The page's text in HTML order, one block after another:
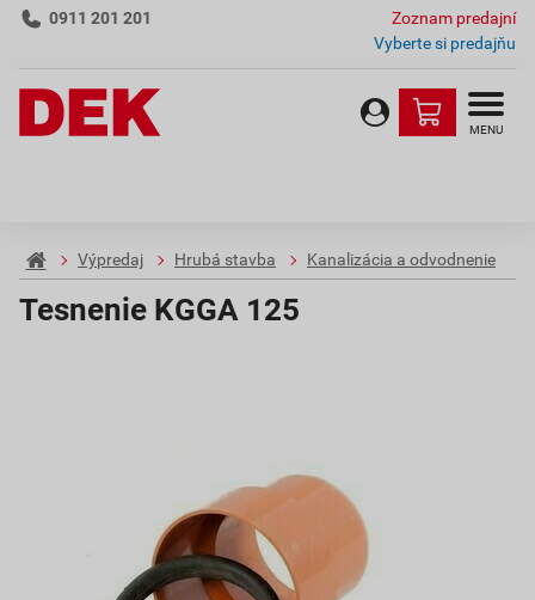
0911 201 201
Zoznam predajní
Vyberte si predajňu
MENU
Výpredaj Hrubá stavba Kanalizácia a odvodnenie
Tesnenie KGGA 125